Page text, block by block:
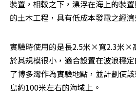
裝置，相較之下，漂浮在海上的裝
的土木工程，具有低成本發電之經濟
實驗時使用的是長2.5米×寬2.3米×
於其規模很小，適合設置在波浪穩
了博多灣作為實驗地點，並計劃使
島約100米左右的海域上。